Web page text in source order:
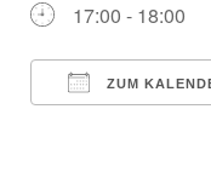
17:00 - 18:00
ZUM